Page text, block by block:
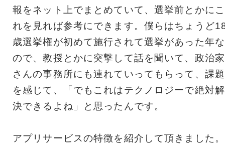
報をネット上でまとめていて、選挙前とかにこ
れを見れば参考にできます。僕らはちょうど
歳選挙権が初めて施行されて選挙があった年な
ので、教授とかに突撃して話を聞いて、政治家
さんの事務所にも連れていってもらって、課題
を感じて、「でもこれはテクノロジーで絶対解
決できるよね」と思ったんです。
アプリサービスの特徴を紹介して頂きました。